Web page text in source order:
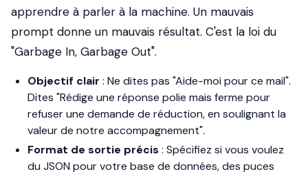
apprendre à parler à la machine. Un mauvais
prompt donne un mauvais résultat. C'est la loi du
"Garbage In, Garbage Out".
Objectif clair : Ne dites pas "Aide-moi pour ce mail".
Dites "Rédige une réponse polie mais ferme pour
refuser une demande de réduction, en soulignant la
valeur de notre accompagnement".
Format de sortie précis : Spécifiez si vous voulez
du JSON pour votre base de données, des puces